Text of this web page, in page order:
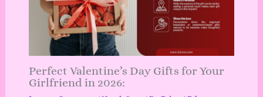
Perfect Valentine’s Day Gifts for Your
Girlfriend in 2026: